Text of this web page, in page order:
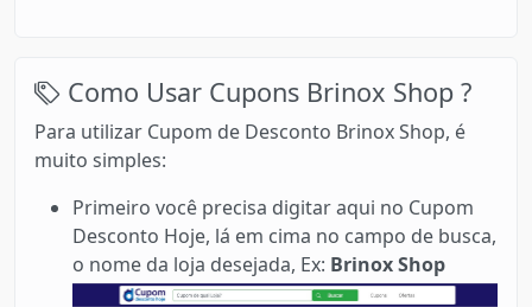
Como Usar Cupons Brinox Shop ?
Para utilizar Cupom de Desconto Brinox Shop, é
muito simples:
Primeiro você precisa digitar aqui no Cupom
Desconto Hoje, lá em cima no campo de busca,
o nome da loja desejada, Ex: Brinox Shop